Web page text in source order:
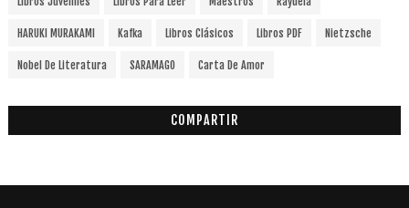
HARUKI MURAKAMI Kafka Libros Clásicos Libros PDF Nietzsche
Nobel De Literatura SARAMAGO Carta De Amor
COMPARTIR